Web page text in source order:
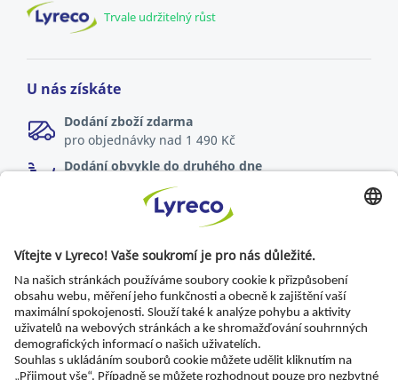
Trvale udržitelný růst
U nás získáte
Dodání zboží zdarma
pro objednávky nad 1 490 Kč
Dodání obvykle do druhého dne
online objednávky zadané do 17:00
Možnost vrácení zboží
Specialista pro každé pracoviště
Nejnovější zprávy a rady odborníků
Objevte Lyreco řešení pro ekologičtější pracoviště